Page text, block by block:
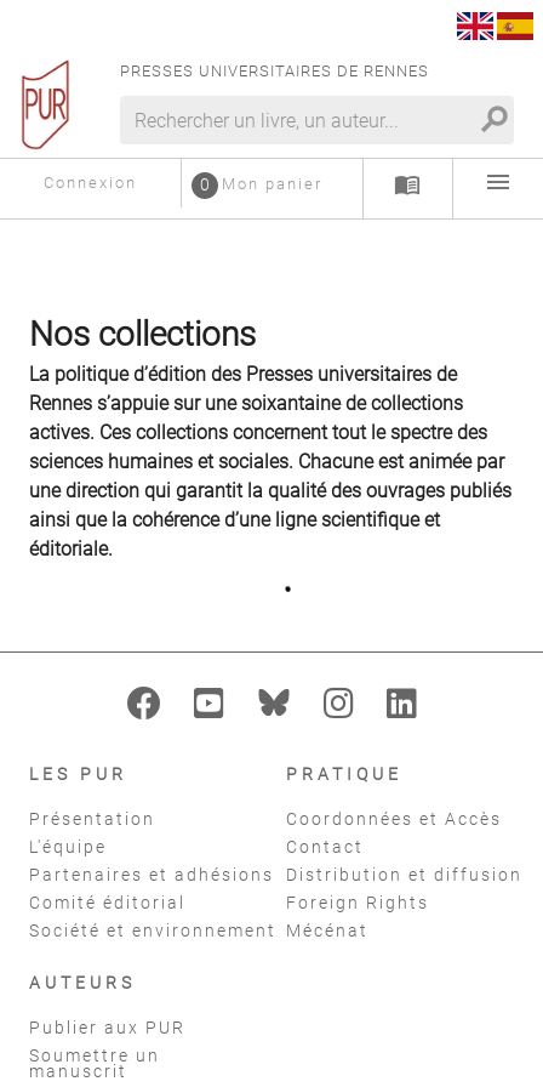
PRESSES UNIVERSITAIRES DE RENNES
search
Connexion Mon panier
0 menu_book menu
Nos collections
La politique d’édition des Presses universitaires de
Rennes s’appuie sur une soixantaine de collections
actives. Ces collections concernent tout le spectre des
sciences humaines et sociales. Chacune est animée par
une direction qui garantit la qualité des ouvrages publiés
ainsi que la cohérence d’une ligne scientifique et
éditoriale.
LES PUR
Présentation
L'équipe
Partenaires et adhésions
Comité éditorial
Société et environnement
PRATIQUE
Coordonnées et Accès
Contact
Distribution et diffusion
Foreign Rights
Mécénat
AUTEURS
Publier aux PUR
Soumettre un
manuscrit